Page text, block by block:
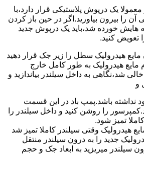
یک درپوش پلاستیکی قرار دارد،با
را بیرون بیاورید.اگر در حین باز کردن
هایش خورده شد،باید یک درپوش جدید
تعویض کنید.
هیدرولیک سطل را زیر جک قرار دهید
مایع هیدرولیک به طور کامل خارج
شد،نگاهی به داخل سیلندر بیاندازید و
و
نداشته باشد.پمپ باد در این قسمت
را روشن کنید و داخل سیلندر را
کاملا تمیز شود.
هیدرولیک وقتی سیلندر کاملا تمیز شد
جدید را به درون سیلندر منتقل
سیلندر میریزید به ابعاد جک و حجم